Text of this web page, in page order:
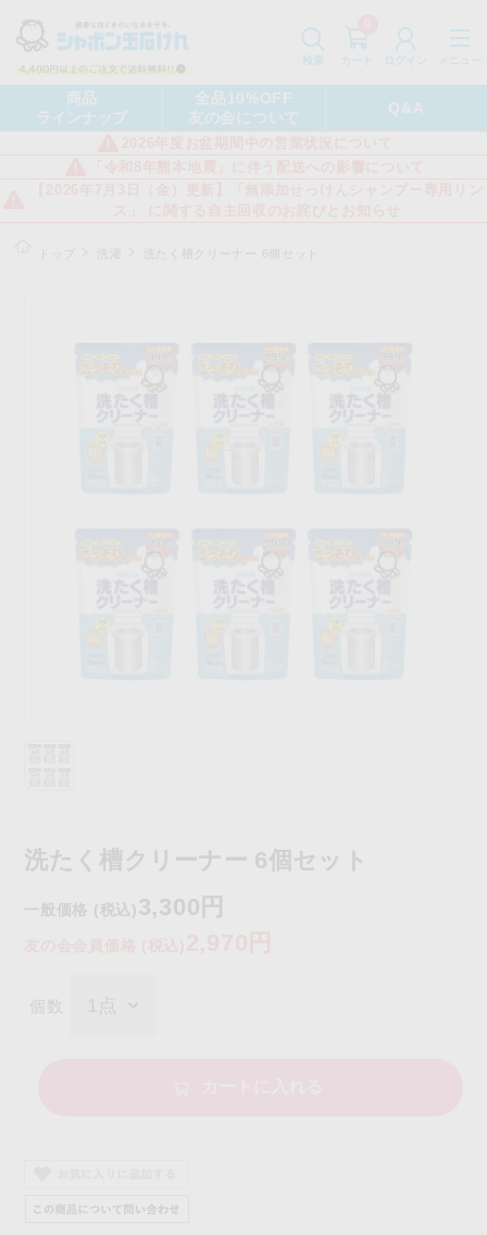
ログイン
検索 メニュー
商品
ラインナップ
全品10%OFF
友の会について
Q&A
洗たく槽クリーナー 6個セット
一般価格 (税込)3,300円
個数